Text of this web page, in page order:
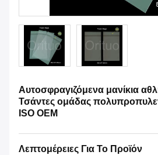
Αυτοσφραγιζόμενα μανίκια
Τσάντες ομάδας
ISO OEM
Λεπτομέρειες Για Το Προϊόν